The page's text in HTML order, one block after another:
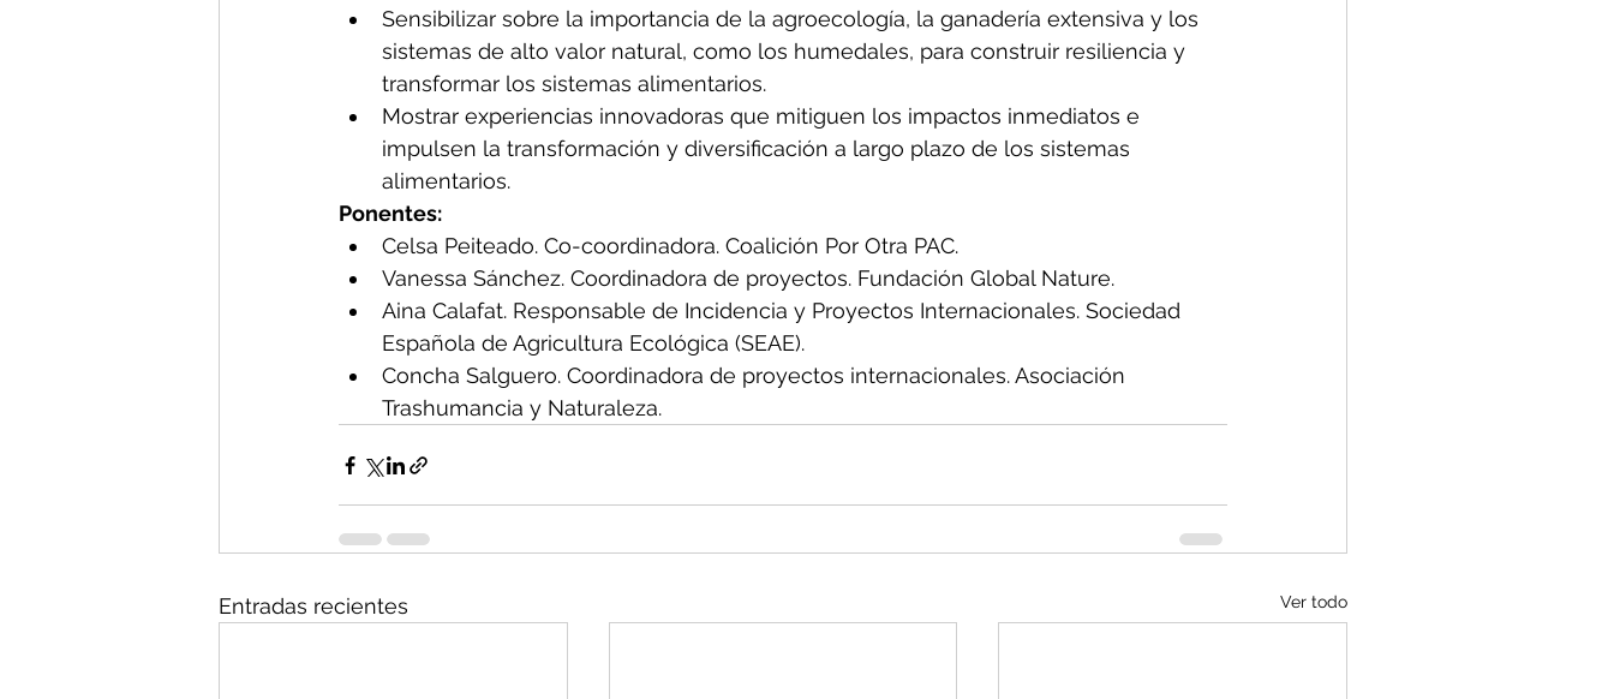
Sensibilizar sobre la importancia de la agroecología, la ganadería extensiva y los
sistemas de alto valor natural, como los humedales, para construir resiliencia y
transformar los sistemas alimentarios.
Mostrar experiencias innovadoras que mitiguen los impactos inmediatos e
impulsen la transformación y diversificación a largo plazo de los sistemas
alimentarios.
Ponentes:
Celsa Peiteado. Co-coordinadora. Coalición Por Otra PAC.
Vanessa Sánchez. Coordinadora de proyectos. Fundación Global Nature.
Aina Calafat. Responsable de Incidencia y Proyectos Internacionales. Sociedad
Española de Agricultura Ecológica (SEAE).
Concha Salguero. Coordinadora de proyectos internacionales. Asociación
Trashumancia y Naturaleza.
Entradas recientes Ver todo